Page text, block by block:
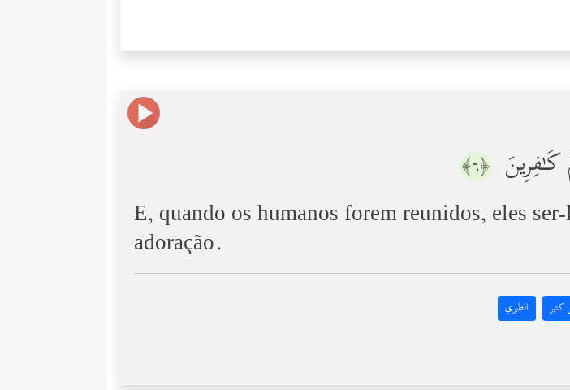
﴿٦﴾
E, quando os humanos forem reunidos, eles
adoração.
كثير الطبري